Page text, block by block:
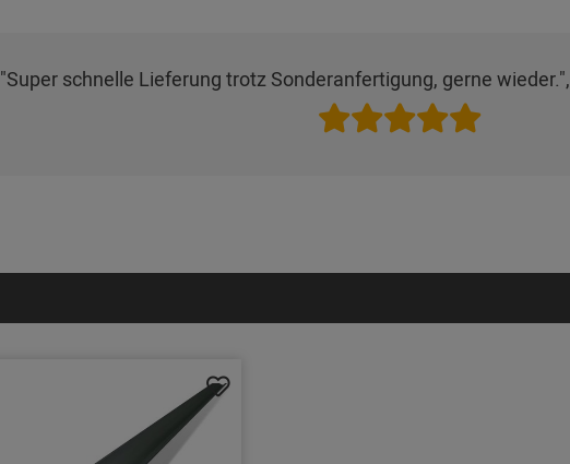
"Super schnelle Lieferung trotz Sonderanfertigung, gerne wieder.",